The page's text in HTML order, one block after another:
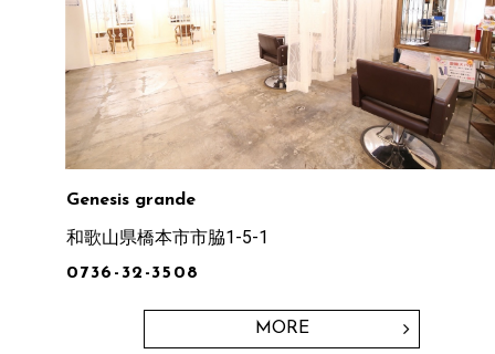
Genesis grande
和歌山県橋本市市脇1-5-1
0736-32-3508
MORE